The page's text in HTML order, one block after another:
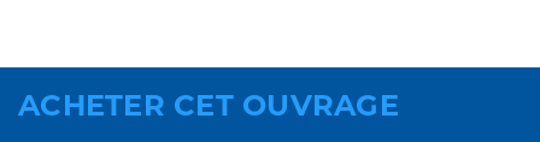
ACHETER CET OUVRAGE